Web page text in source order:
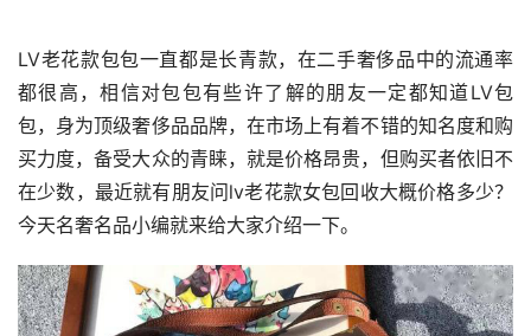
LV老花款包包一直都是长青款，在二手奢侈品中的流通率
都很高，相信对包包有些许了解的朋友一定都知道LV包
包，身为顶级奢侈品品牌，在市场上有着不错的知名度和购
买力度，备受大众的青睐，就是价格昂贵，但购买者依旧不
在少数，最近就有朋友问lv老花款女包回收大概价格多少？
今天名奢名品小编就来给大家介绍一下。